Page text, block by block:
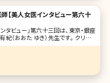
【美人女医インタビュー第六十
タビュー」第六十三回は、東京・銀座
おおた ゆき）先生です。 クリニッ
と、最新の韓流治療を取り入れ、お顔
室は既存の美容クリニックとは一線